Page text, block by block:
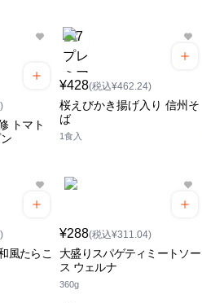
トマト
¥428(税込¥462.24)
桜えびかき揚げ入り 信州そ
ば
1食入
風たらこ
¥288(税込¥311.04)
大盛りスパゲティミートソー
ス ウェルナ
360g